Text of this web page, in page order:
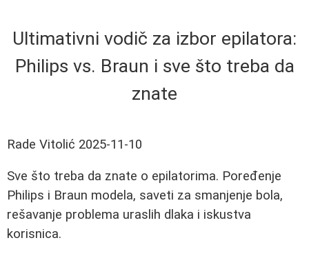
Ultimativni vodič za izbor epilatora:
Philips vs. Braun i sve što treba da
znate
Rade Vitolić 2025-11-10
Sve što treba da znate o epilatorima. Poređenje
Philips i Braun modela, saveti za smanjenje bola,
rešavanje problema uraslih dlaka i iskustva
korisnica.